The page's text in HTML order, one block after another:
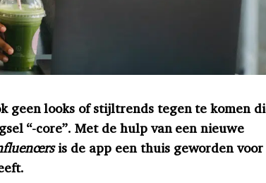
geen looks of stijltrends tegen te komen
“-core”. Met de hulp van een nieuwe
is de app een thuis geworden voor